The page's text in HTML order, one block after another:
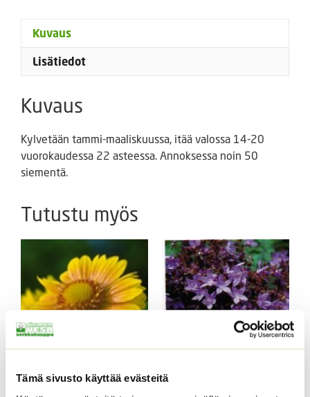
Tämä sivusto käyttää evästeitä
Kuvaus
Lisätiedot
Kuvaus
Kylvetään tammi-maaliskuussa, itää valossa 14-20
vuorokaudessa 22 asteessa. Annoksessa noin 50
siementä.
Tutustu myös